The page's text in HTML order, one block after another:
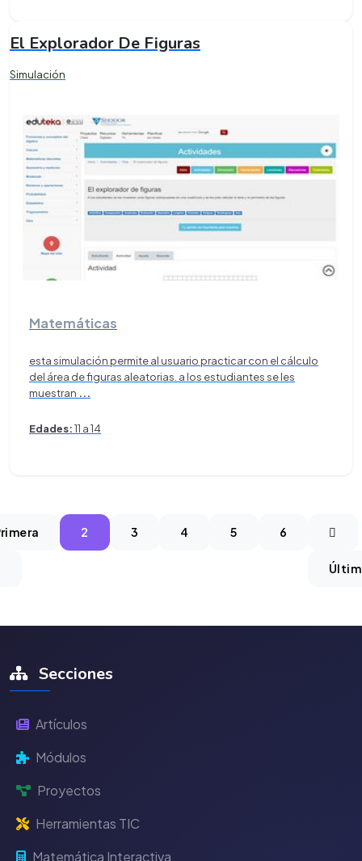
El Explorador De Figuras
Simulación
Matemáticas
esta simulación permite al usuario practicar con el cálculo
del área de figuras aleatorias. a los estudiantes se les
muestran ...
Edades:11 a 14
2 3 4 5 6
Secciones
Artículos
Módulos
Proyectos
Herramientas TIC
Matemática Interactiva